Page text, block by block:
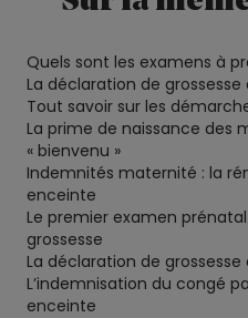
Quels sont les examens à
La déclaration de
Tout savoir sur les
La prime de naissance des
« bienvenu »
Indemnités maternité : la
enceinte
Le premier examen
grossesse
La déclaration de
L’indemnisation du congé
enceinte